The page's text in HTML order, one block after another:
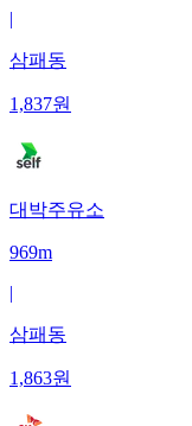
|
삼패동
1,837원
대박주유소
969m
|
삼패동
1,863원